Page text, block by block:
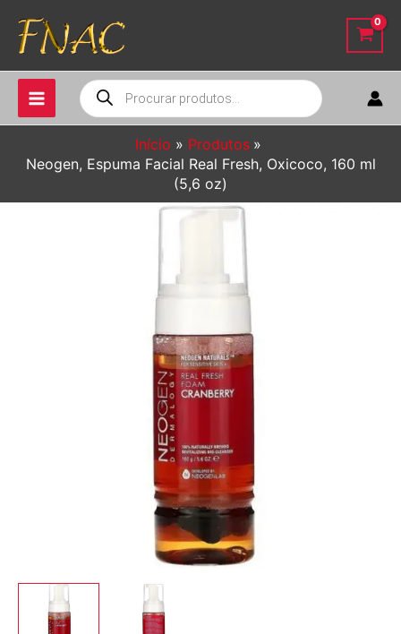
para
conteúdo
Pesquisar
produtos
Início
Produtos
Neogen, Espuma Facial Real Fresh, Oxicoco, 160 ml
(5,6 oz)